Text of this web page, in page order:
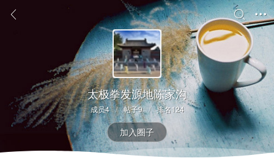
 

太极拳发源地陈家沟
成员4 / 帖子9 / 排名124
加入圈子